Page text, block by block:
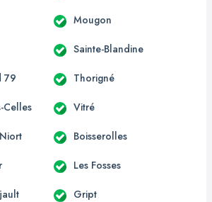
Mougon
Sainte-Blandine
79 Thorigné
Celles Vitré
Boisserolles
Les Fosses
Gript